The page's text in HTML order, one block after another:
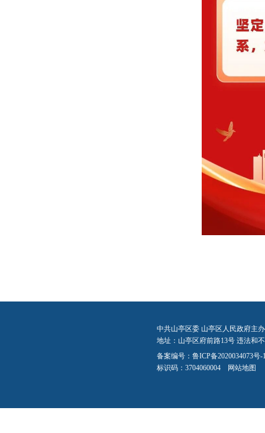
中共山亭区委 山亭区人民政府主
地址：山亭区府前路13号 违法和
备案编号： 鲁ICP备2020034073号-
标识码：3704060004 网站地图